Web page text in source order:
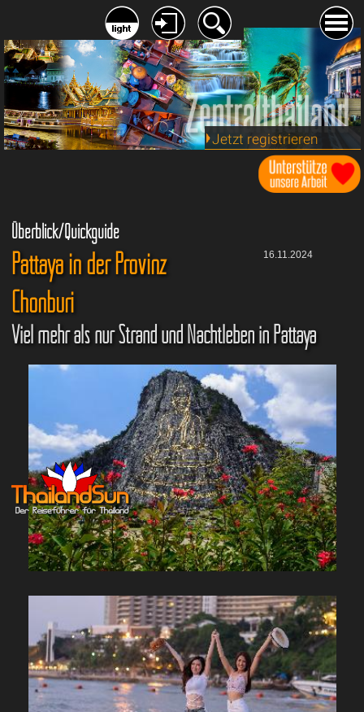
Jetzt registrieren
Überblick/Quickguide
16.11.2024
Pattaya in der Provinz
Chonburi
Viel mehr als nur Strand und Nachtleben in Pattaya